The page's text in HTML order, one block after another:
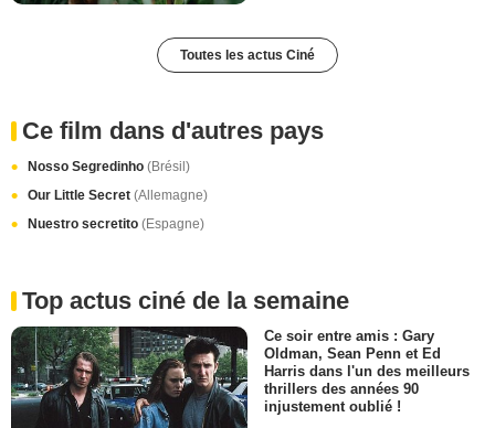
Toutes les actus Ciné
Ce film dans d'autres pays
Nosso Segredinho (Brésil)
Our Little Secret (Allemagne)
Nuestro secretito (Espagne)
Top actus ciné de la semaine
Ce soir entre amis : Gary
Oldman, Sean Penn et Ed
Harris dans l'un des meilleurs
thrillers des années 90
injustement oublié !